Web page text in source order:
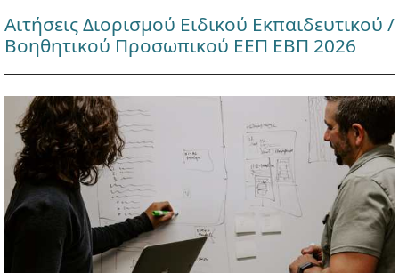
Αιτήσεις Διορισμού Ειδικού Εκπαιδευτικού /
Βοηθητικού Προσωπικού ΕΕΠ ΕΒΠ 2026